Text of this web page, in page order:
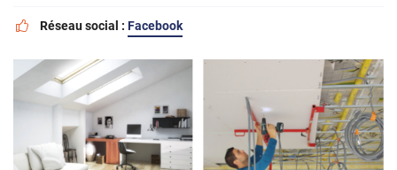
 Réseau social : Facebook